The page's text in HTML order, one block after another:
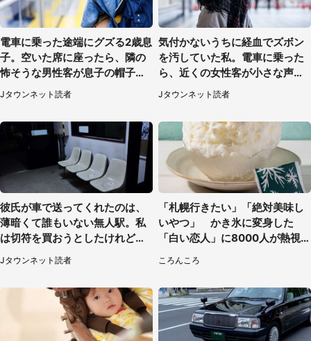
電車に乗った途端にグズる2歳息
子。空いた席に座ったら、隣の
怖そうな男性客が息子の帽子に
手を伸ばし（千葉県・40代女
性）
Jタウンネット読者
気付かないうちに経血でズボン
を汚していた私。電車に乗った
ら、近くの女性客が小さな声で
（千葉県・10代女性）
Jタウンネット読者
彼氏が車で送ってくれたのは、
薄暗くて誰もいない無人駅。私
は切符を買おうとしたけれど
（山形県・20代女性）
Jタウンネット読者
「札幌行きたい」「絶対美味し
いやつ」 かき氷に変身した
「白い恋人」に8000人が熱視
ころんころ